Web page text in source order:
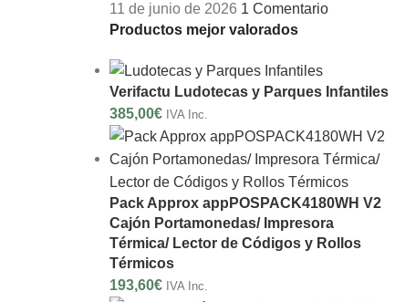
11 de junio de 2026 1 Comentario
Productos mejor valorados
Verifactu Ludotecas y Parques Infantiles
385,00€ IVA Inc.
Pack Approx appPOSPACK4180WH V2
Cajón Portamonedas/ Impresora
Térmica/ Lector de Códigos y Rollos
Térmicos
193,60€ IVA Inc.